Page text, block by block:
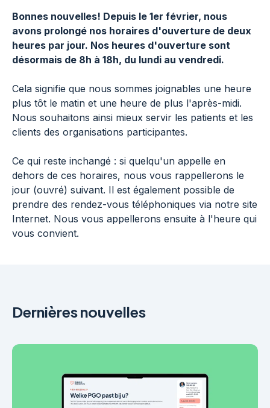
Bonnes nouvelles! Depuis le 1er février, nous
avons prolongé nos horaires d'ouverture de deux
heures par jour. Nos heures d'ouverture sont
désormais de 8h à 18h, du lundi au vendredi.
Cela signifie que nous sommes joignables une heure
plus tôt le matin et une heure de plus l'après-midi.
Nous souhaitons ainsi mieux servir les patients et les
clients des organisations participantes.
Ce qui reste inchangé : si quelqu'un appelle en
dehors de ces horaires, nous vous rappellerons le
jour (ouvré) suivant. Il est également possible de
prendre des rendez-vous téléphoniques via notre site
Internet. Nous vous appellerons ensuite à l'heure qui
vous convient.
Dernières nouvelles